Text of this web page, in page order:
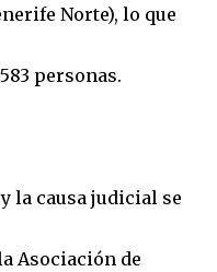
Norte), lo que
personas.
la causa judicial se
Asociación de